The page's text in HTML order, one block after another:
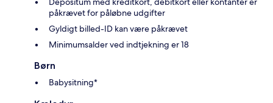
påkrævet for påløbne udgifter
Gyldigt billed-ID kan være påkrævet
Minimumsalder ved indtjekning er 18
Børn
Babysitning*